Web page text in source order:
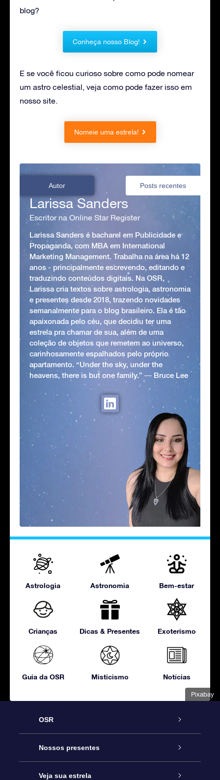
Pixabay
blog?
Conheça nosso Blog!
E se você ficou curioso sobre como pode nomear
um astro celestial, veja como pode fazer isso em
nosso site.
Nomeie uma estrela!
Autor Posts recentes
Larissa Sanders
Escritor na Online Star Register
Larissa Sanders é bacharel em Publicidade e
Propaganda, com MBA em International
Marketing Management. Trabalha na área há 12
anos - principalmente escrevendo, editando e
traduzindo conteúdos digitais. Na OSR,
Larissa cria textos sobre astrologia, astronomia
e presentes desde 2018, trazendo novidades
semanalmente para o blog brasileiro. Ela é tão
apaixonada pelo céu, que decidiu ter uma
estrela pra chamar de sua, além de uma
coleção de objetos que remetem ao universo,
carinhosamente espalhados pelo próprio
apartamento. “Under the sky, under the
heavens, there is but one family.” ― Bruce Lee
Astrologia Astronomia Bem-estar
Crianças Dicas & Presentes Exoterismo
Guia da OSR Misticismo Notícias
OSR
Serviço
Entre em contato conosco
Nossos presentes
Presente estrelar on-line
Veja sua estrela